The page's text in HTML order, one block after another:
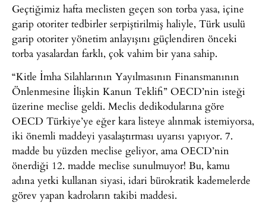
Geçtiğimiz hafta meclisten geçen son torba yasa, içine
garip otoriter tedbirler serpiştirilmiş haliyle, Türk usulü
garip otoriter yönetim anlayışını güçlendiren önceki
torba yasalardan farklı, çok vahim bir yana sahip.
“Kitle İmha Silahlarının Yayılmasının Finansmanının
Önlenmesine İlişkin Kanun Teklifi” OECD’nin isteği
üzerine meclise geldi. Meclis dedikodularına göre
OECD Türkiye’ye eğer kara listeye alınmak istemiyorsa,
iki önemli maddeyi yasalaştırması uyarısı yapıyor. 7.
madde bu yüzden meclise geliyor, ama OECD’nin
önerdiği 12. madde meclise sunulmuyor! Bu, kamu
adına yetki kullanan siyasi, idari bürokratik kademelerde
görev yapan kadroların takibi maddesi.